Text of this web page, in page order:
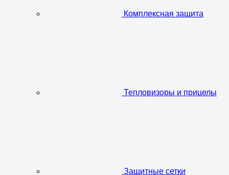
Комплексная защита
Тепловизоры и прицелы
Защитные сетки